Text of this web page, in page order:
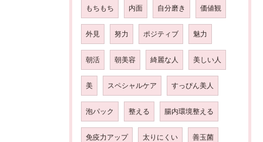
もちもち 内面 自分磨き 価値観
外見 努力 ポジティブ 魅力
朝活 朝美容 綺麗な人 美しい人
美 スペシャルケア すっぴん美人
泡パック 整える 腸内環境整える
免疫力アップ 太りにくい 善玉菌